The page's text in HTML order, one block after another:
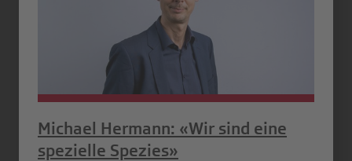
Michael Hermann: «Wir sind eine
spezielle Spezies»